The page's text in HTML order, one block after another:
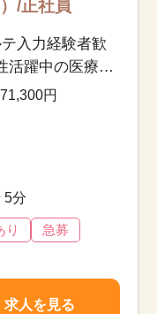
/正社員
入力経験者歓
活躍中の医療事
円
5分
り
急募
求人を見る